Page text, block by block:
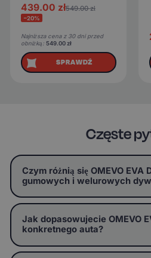
439.00 zł549.00zł
−20%
Najniższa cena z 30 dni przed
obniżką: 549.00zł
SPRAWDŹ
Częste
Czym różnią się OMEVO EVA
gumowych i welurowych
Jak dopasowujecie OMEVO
konkretnego auta?